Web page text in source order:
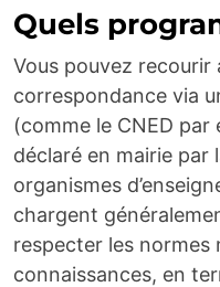
Quels
Vous pouvez recourir
correspondance via
(comme le CNED par
déclaré en mairie par
organismes
chargent
respecter les normes
connaissances, en